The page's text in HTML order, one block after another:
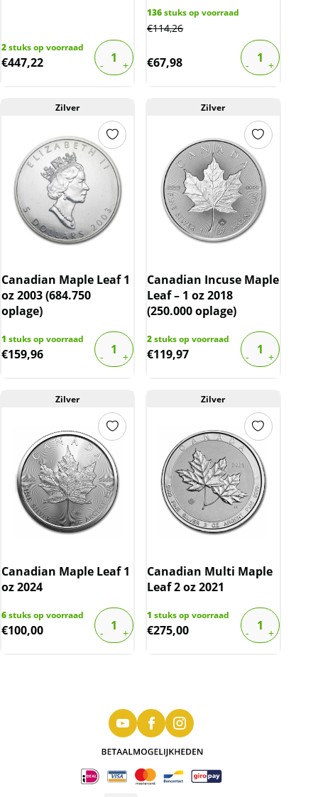
2stuks op voorraad
€447,22
136stuks op voorraad
€114,26
€67,98
Zilver
Canadian Maple Leaf 1
oz 2003 (684.750
oplage)
1 stuks op voorraad
€159,96
Zilver
Canadian Incuse Maple
Leaf – 1 oz 2018
(250.000 oplage)
2stuks op voorraad
€119,97
Zilver
Canadian Maple Leaf 1
oz 2024
6stuks op voorraad
€100,00
Zilver
Canadian Multi Maple
Leaf 2 oz 2021
1 stuks op voorraad
€275,00